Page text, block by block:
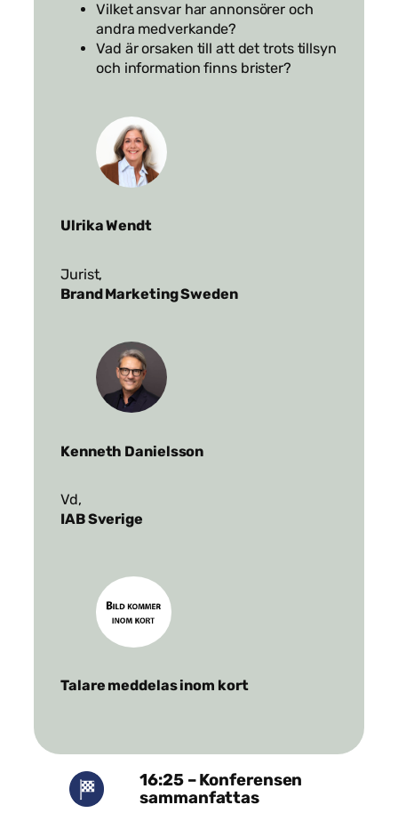
Vilket ansvar har annonsörer och
andra medverkande?
Vad är orsaken till att det trots tillsyn
och information finns brister?
Ulrika Wendt
Jurist,
Brand Marketing Sweden
Kenneth Danielsson
Vd,
IAB Sverige
Talare meddelas inom kort
16:25 – Konferensen
sammanfattas